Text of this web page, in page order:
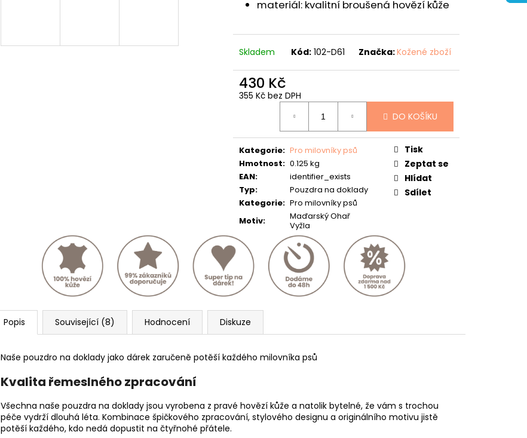
materiál: kvalitní broušená hovězí kůže
Skladem Kód: 102-D61 Značka:Kožené zboží
430 Kč
355 Kč bez DPH
DO KOŠÍKU
Kategorie: Pro milovníky psů
Hmotnost: 0.125 kg
EAN:
identifier_exists
Typ:
Pouzdra na doklady
Kategorie: Pro milovníky psů
Motiv:
Maďarský Ohař
Vyžla
Tisk
Zeptat se
Hlídat
Sdílet
Popis Související (8) Hodnocení Diskuze
Naše pouzdro na doklady jako dárek zaručeně potěší každého milovníka psů
Kvalita řemeslného zpracování
Všechna naše pouzdra na doklady jsou vyrobena z pravé hovězí kůže a natolik bytelné, že vám s trochou
péče vydrží dlouhá léta. Kombinace špičkového zpracování, stylového designu a originálního motivu jistě
potěší každého, kdo nedá dopustit na čtyřnohé přátele.